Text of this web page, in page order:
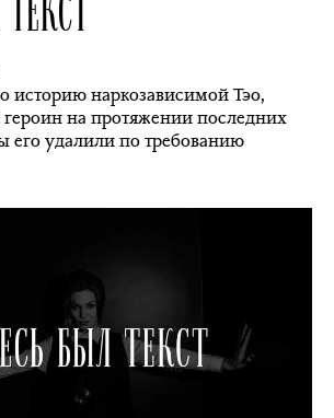
историю наркозависимой Тэо,
на протяжении последних
его удалили по требованию